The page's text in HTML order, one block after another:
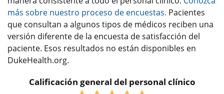
más sobre nuestro proceso de encuestas. Pacientes
que consultan a algunos tipos de médicos reciben una
versión diferente de la encuesta de satisfacción del
paciente. Esos resultados no están disponibles en
DukeHealth.org.
Calificación general del personal clínico